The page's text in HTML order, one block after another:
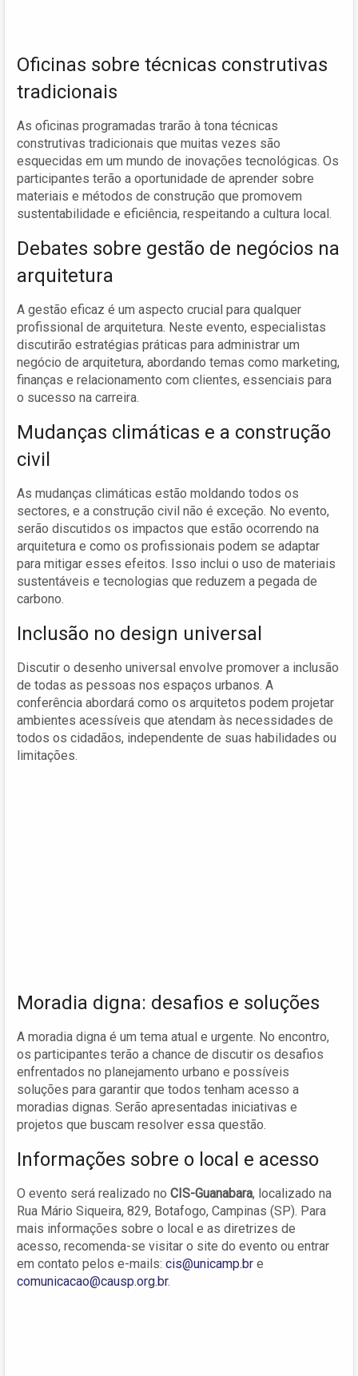
Oficinas sobre técnicas construtivas
tradicionais
As oficinas programadas trarão à tona técnicas
construtivas tradicionais que muitas vezes são
esquecidas em um mundo de inovações tecnológicas. Os
participantes terão a oportunidade de aprender sobre
materiais e métodos de construção que promovem
sustentabilidade e eficiência, respeitando a cultura local.
Debates sobre gestão de negócios na
arquitetura
A gestão eficaz é um aspecto crucial para qualquer
profissional de arquitetura. Neste evento, especialistas
discutirão estratégias práticas para administrar um
negócio de arquitetura, abordando temas como marketing,
finanças e relacionamento com clientes, essenciais para
o sucesso na carreira.
Mudanças climáticas e a construção
civil
As mudanças climáticas estão moldando todos os
sectores, e a construção civil não é exceção. No evento,
serão discutidos os impactos que estão ocorrendo na
arquitetura e como os profissionais podem se adaptar
para mitigar esses efeitos. Isso inclui o uso de materiais
sustentáveis e tecnologias que reduzem a pegada de
carbono.
Inclusão no design universal
Discutir o desenho universal envolve promover a inclusão
de todas as pessoas nos espaços urbanos. A
conferência abordará como os arquitetos podem projetar
ambientes acessíveis que atendam às necessidades de
todos os cidadãos, independente de suas habilidades ou
limitações.
Moradia digna: desafios e soluções
A moradia digna é um tema atual e urgente. No encontro,
os participantes terão a chance de discutir os desafios
enfrentados no planejamento urbano e possíveis
soluções para garantir que todos tenham acesso a
moradias dignas. Serão apresentadas iniciativas e
projetos que buscam resolver essa questão.
Informações sobre o local e acesso
O evento será realizado no CIS-Guanabara, localizado na
Rua Mário Siqueira, 829, Botafogo, Campinas (SP). Para
mais informações sobre o local e as diretrizes de
acesso, recomenda-se visitar o site do evento ou entrar
em contato pelos e-mails: cis@unicamp.br e
comunicacao@causp.org.br.